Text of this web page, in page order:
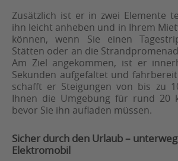
Zusätzlich ist er in zwei Elemente
ihn leicht anheben und in Ihrem
können, wenn Sie einen
Stätten oder an die
Am Ziel angekommen, ist er
Sekunden aufgefaltet und
schafft er Steigungen von bis zu
Ihnen die Umgebung für rund 20
bevor Sie ihn aufladen müssen.
Sicher durch den Urlaub –
Elektromobil